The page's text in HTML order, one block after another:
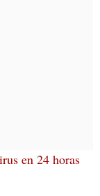
en 24 horas